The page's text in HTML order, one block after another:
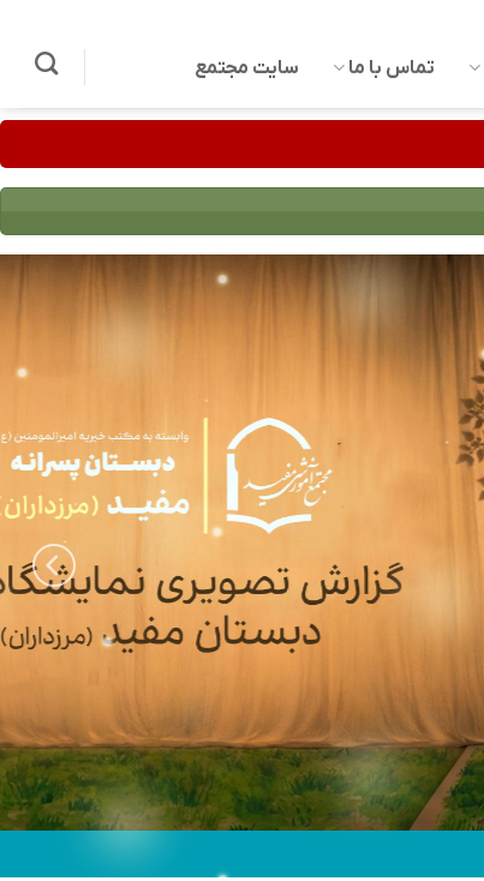
تماس با ما سایت مجتمع